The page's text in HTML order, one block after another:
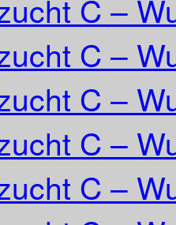
C –
C –
C –
C –
C –